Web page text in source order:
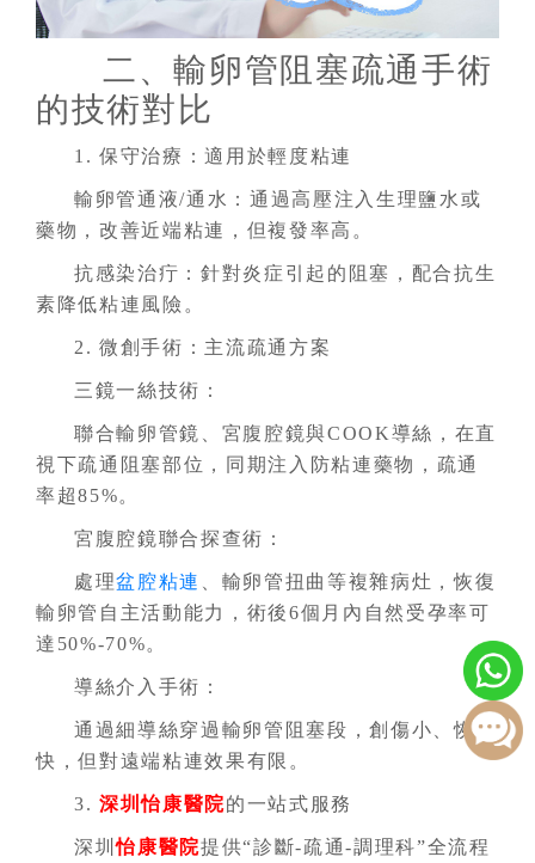
二、輸卵管阻塞疏通手術
的技術對比
1. 保守治療：適用於輕度粘連
輸卵管通液/通水：通過高壓注入生理鹽水或
藥物，改善近端粘連，但複發率高。
抗感染治疔：針對炎症引起的阻塞，配合抗生
素降低粘連風險。
2. 微創手術：主流疏通方案
三鏡一絲技術：
聯合輸卵管鏡、宮腹腔鏡與COOK導絲，在直
視下疏通阻塞部位，同期注入防粘連藥物，疏通
率超85%。
宮腹腔鏡聯合探查術：
處理盆腔粘連
、輸卵管扭曲等複雜病灶，恢復
輸卵管自主活動能力，術後6個月內自然受孕率可
達50%-70%。
導絲介入手術：
通過細導絲穿過輸卵管阻塞段，創傷小、恢復
快，但對遠端粘連效果有限。
3.深圳怡康醫院的一站式服務
深圳怡康醫院提供“診斷-疏通-調理科”全流程